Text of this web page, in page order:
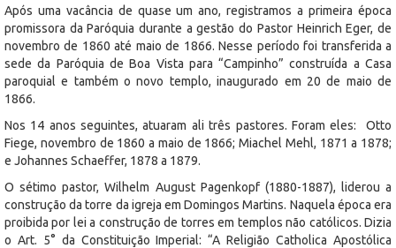
Após uma vacância de quase um ano, registramos a primeira época
promissora da Paróquia durante a gestão do Pastor Heinrich Eger, de
novembro de 1860 até maio de 1866. Nesse período foi transferida a
sede da Paróquia de Boa Vista para “Campinho” construída a Casa
paroquial e também o novo templo, inaugurado em 20 de maio de
1866.
Nos 14 anos seguintes, atuaram ali três pastores. Foram eles: Otto
Fiege, novembro de 1860 a maio de 1866; Miachel Mehl, 1871 a 1878;
e Johannes Schaeffer, 1878 a 1879.
O sétimo pastor, Wilhelm August Pagenkopf (1880-1887), liderou a
construção da torre da igreja em Domingos Martins. Naquela época era
proibida por lei a construção de torres em templos não católicos. Dizia
o Art. 5° da Constituição Imperial: “A Religião Catholica Apostólica